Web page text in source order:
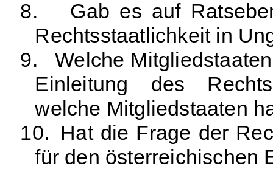
8.
Gab es auf
Rechtsstaatlichkeit in
9.
Welche
Einleitung des
welche Mitgliedstaaten
10. Hat die Frage der
für den österreichischen